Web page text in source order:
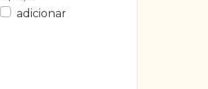
adicionar